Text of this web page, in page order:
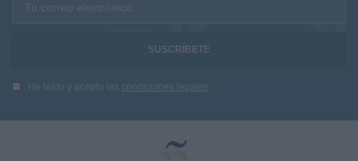
Tu correo electrónico...
He leído y acepto las condiciones legales